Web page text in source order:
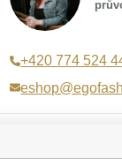
+420 774 524